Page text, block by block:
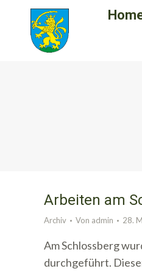
Arbeiten am
Archiv Von admin 28.
Am Schlossberg
durchgeführt.